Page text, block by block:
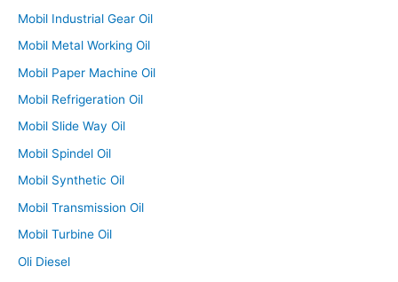
Mobil Industrial Gear Oil
Mobil Metal Working Oil
Mobil Paper Machine Oil
Mobil Refrigeration Oil
Mobil Slide Way Oil
Mobil Spindel Oil
Mobil Synthetic Oil
Mobil Transmission Oil
Mobil Turbine Oil
Oli Diesel